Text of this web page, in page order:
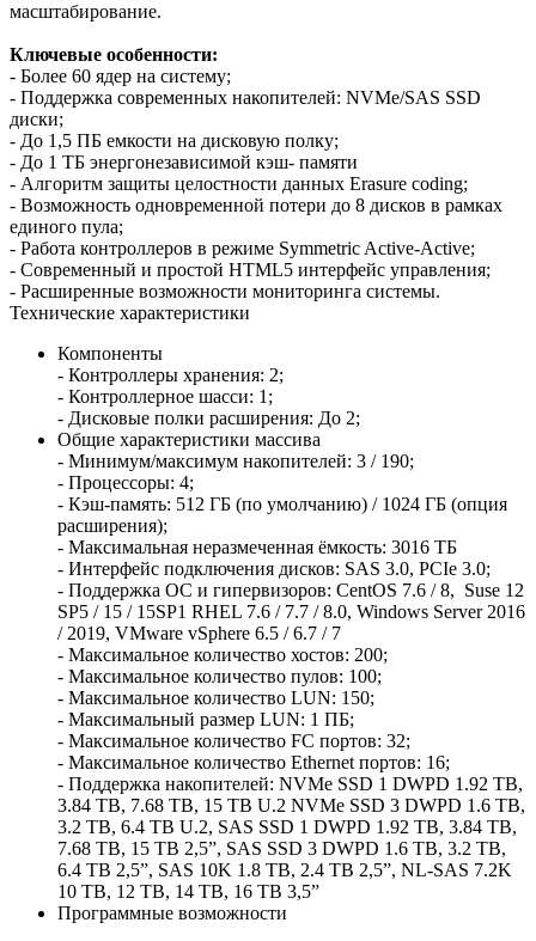
масштабирование.
Ключевые особенности:
- Более 60 ядер на систему;
- Поддержка современных накопителей: NVMe/SAS SSD
диски;
- До 1,5 ПБ емкости на дисковую полку;
- До 1 ТБ энергонезависимой кэш- памяти
- Алгоритм защиты целостности данных Erasure coding;
- Возможность одновременной потери до 8 дисков в рамках
единого пула;
- Работа контроллеров в режиме Symmetric Active-Active;
- Современный и простой HTML5 интерфейс управления;
- Расширенные возможности мониторинга системы.
Технические характеристики
Компоненты
- Контроллеры хранения: 2;
- Контроллерное шасси: 1;
- Дисковые полки расширения: До 2;
Общие характеристики массива
- Минимум/максимум накопителей: 3 / 190;
- Процессоры: 4;
- Кэш-память: 512 ГБ (по умолчанию) / 1024 ГБ (опция
расширения);
- Максимальная неразмеченная ёмкость: 3016 ТБ
- Интерфейс подключения дисков: SAS 3.0, PCIe 3.0;
- Поддержка ОС и гипервизоров: CentOS 7.6 / 8, Suse 12
SP5 / 15 / 15SP1 RHEL 7.6 / 7.7 / 8.0, Windows Server 2016
/ 2019, VMware vSphere 6.5 / 6.7 / 7
- Максимальное количество хостов: 200;
- Максимальное количество пулов: 100;
- Максимальное количество LUN: 150;
- Максимальный размер LUN: 1 ПБ;
- Максимальное количество FC портов: 32;
- Максимальное количество Ethernet портов: 16;
- Поддержка накопителей: NVMe SSD 1 DWPD 1.92 TB,
3.84 ТВ, 7.68 ТВ, 15 TB U.2 NVMe SSD 3 DWPD 1.6 TB,
3.2 ТВ, 6.4 TB U.2, SAS SSD 1 DWPD 1.92 TB, 3.84 ТВ,
7.68 ТВ, 15 TB 2,5”, SAS SSD 3 DWPD 1.6 TB, 3.2 ТВ,
6.4 TB 2,5”, SAS 10K 1.8 TB, 2.4 TB 2,5”, NL-SAS 7.2K
10 ТВ, 12 ТВ, 14 ТВ, 16 TB 3,5”
Программные возможности